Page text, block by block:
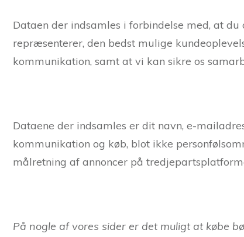
Dataen der indsamles i forbindelse med, at
repræsenterer, den bedst mulige
kommunikation, samt at vi kan sikre os
Dataene der indsamles er dit navn, e-
kommunikation og køb, blot ikke
målretning af annoncer på
På nogle af vores sider er det muligt at købe